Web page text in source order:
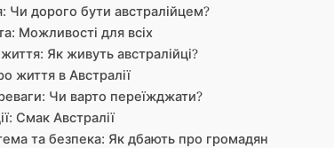
Чи дорого бути австралійцем?
Можливості для всіх
Як живуть австралійці?
життя в Австралії
Чи варто переїжджати?
Смак Австралії
та безпека: Як дбають про громадян